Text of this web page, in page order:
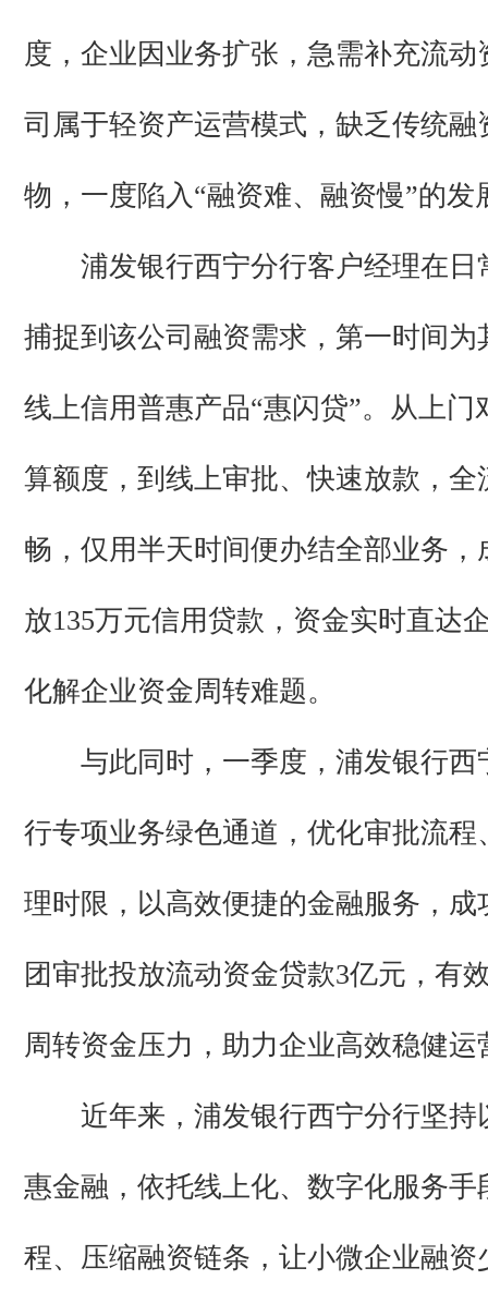
度，企业因业务扩张，急需补充流动
司属于轻资产运营模式，缺乏传统融
物，一度陷入“融资难、融资慢”的发
浦发银行西宁分行客户经理在日
捕捉到该公司融资需求，第一时间为
线上信用普惠产品“惠闪贷”。从上门
算额度，到线上审批、快速放款，全
畅，仅用半天时间便办结全部业务，
放135万元信用贷款，资金实时直达
化解企业资金周转难题。
与此同时，一季度，浦发银行西
行专项业务绿色通道，优化审批流程
理时限，以高效便捷的金融服务，成
团审批投放流动资金贷款3亿元，有
周转资金压力，助力企业高效稳健运
近年来，浦发银行西宁分行坚持
惠金融，依托线上化、数字化服务手
程、压缩融资链条，让小微企业融资